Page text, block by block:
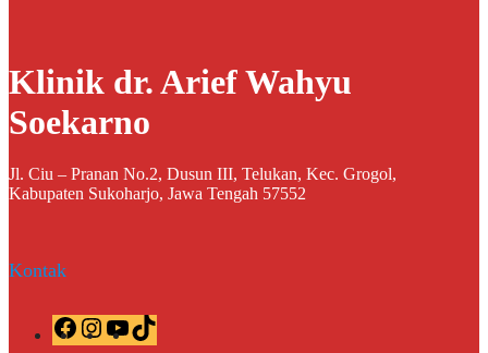
Klinik dr. Arief Wahyu
Soekarno
Jl. Ciu – Pranan No.2, Dusun III, Telukan, Kec. Grogol,
Kabupaten Sukoharjo, Jawa Tengah 57552
Kontak
F
a
I
n
Y
o
i